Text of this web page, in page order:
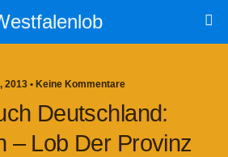
2013 • Keine Kommentare
Deutschland:
– Lob Der Provinz